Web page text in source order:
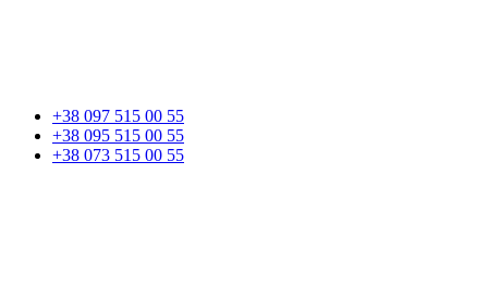
+38 097 515 00 55
+38 095 515 00 55
+38 073 515 00 55